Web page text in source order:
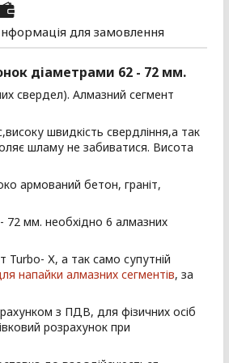
для замовлення
діаметрами 62 - 72 мм.
свердел). Алмазний сегмент
швидкість свердління,а так
шламу не забиватися. Висота
армований бетон, граніт,
72 мм. необхідно 6 алмазних
Х, а так само супутній
напайки алмазних сегментів, за
з ПДВ, для фізичних осіб
розрахунок при